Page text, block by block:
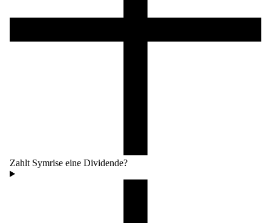
Zahlt Symrise eine Dividende?